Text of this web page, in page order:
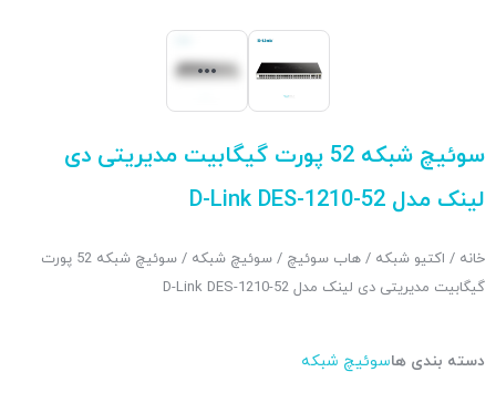
سوئیچ شبکه 52 پورت گیگابیت مدیریتی دی
لینک مدل D-Link DES-1210-52
خانه / اکتیو شبکه / هاب سوئیچ / سوئیچ شبکه
/ سوئیچ شبکه 52 پورت
گیگابیت مدیریتی دی لینک مدل D-Link DES-1210-52
دسته بندی هاسوئیچ شبکه